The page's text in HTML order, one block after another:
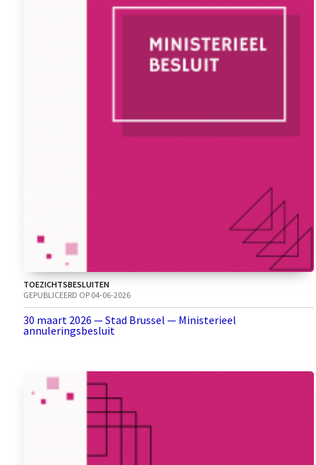
TOEZICHTSBESLUITEN
GEPUBLICEERD OP 04-06-2026
30 maart 2026 — Stad Brussel — Ministerieel
annuleringsbesluit